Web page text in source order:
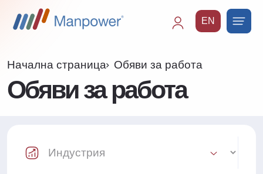
EN
Начална страница Обяви за работа
Обяви за работа
Industry Select